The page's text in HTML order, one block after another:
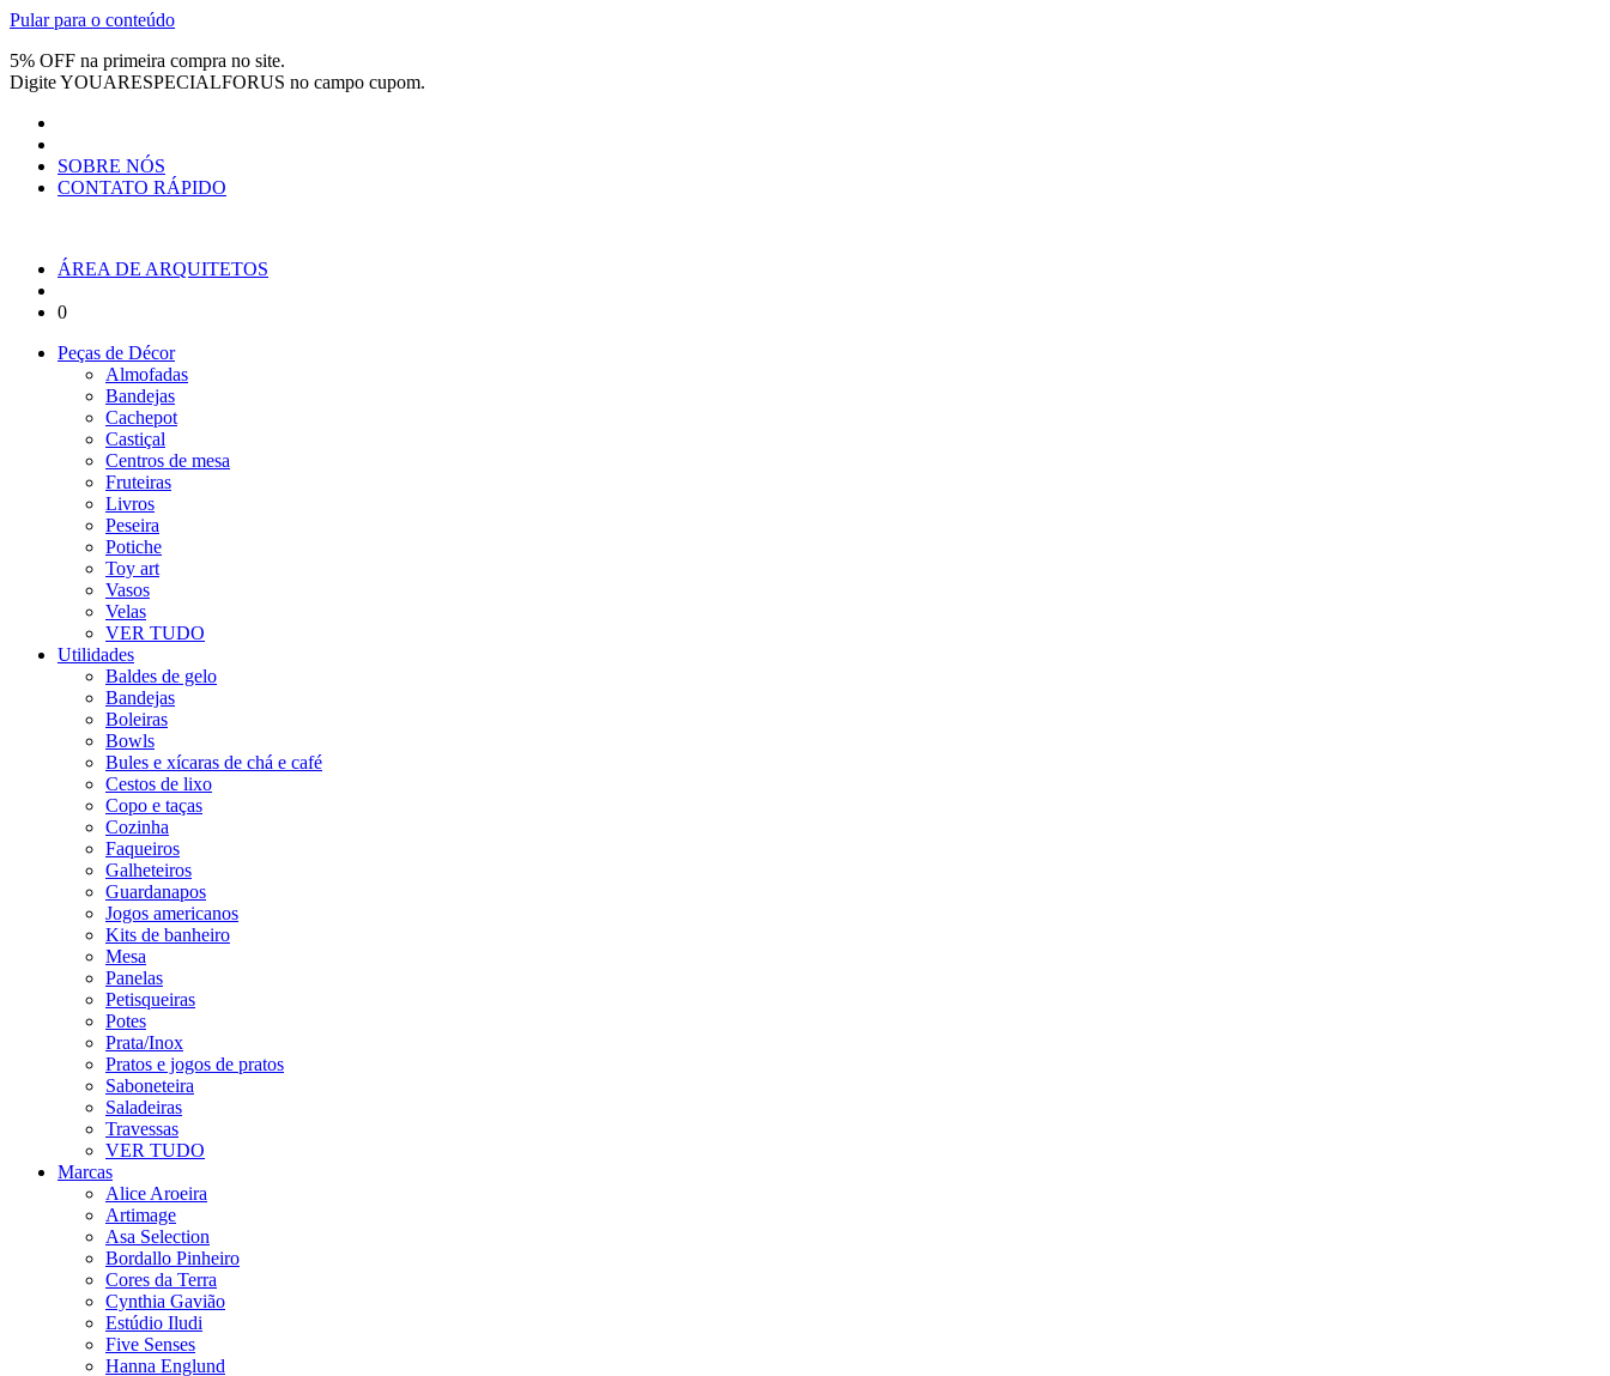
Pular para o conteúdo
5% OFF na primeira compra no site.
DigiteYOUARESPECIALFORUS no campo cupom.
SOBRE NÓS
CONTATO RÁPIDO
ÁREA DE ARQUITETOS
0
Peças de Décor
Almofadas
Bandejas
Cachepot
Castiçal
Centros de mesa
Fruteiras
Livros
Peseira
Potiche
Toy art
Vasos
Velas
VER TUDO
Utilidades
Baldes de gelo
Bandejas
Boleiras
Bowls
Bules e xícaras de chá e café
Cestos de lixo
Copo e taças
Cozinha
Faqueiros
Galheteiros
Guardanapos
Jogos americanos
Kits de banheiro
Mesa
Panelas
Petisqueiras
Potes
Prata/Inox
Pratos e jogos de pratos
Saboneteira
Saladeiras
Travessas
VER TUDO
Marcas
Alice Aroeira
Artimage
Asa Selection
Bordallo Pinheiro
Cores da Terra
Cynthia Gavião
Estúdio Iludi
Five Senses
Hanna Englund